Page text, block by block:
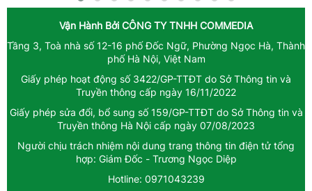
Vận Hành Bởi CÔNG TY TNHH COMMEDIA
Tầng 3, Toà nhà số 12-16 phố Đốc Ngữ, Phường Ngọc Hà, Thành
phố Hà Nội, Việt Nam
Giấy phép hoạt động số 3422/GP-TTĐT do Sở Thông tin và
Truyền thông cấp ngày 16/11/2022
Giấy phép sửa đổi, bổ sung số 159/GP-TTĐT do Sở Thông tin và
Truyền thông Hà Nội cấp ngày 07/08/2023
Người chịu trách nhiệm nội dung trang thông tin điện tử tổng
hợp: Giám Đốc - Trương Ngọc Diệp
Hotline: 0971043239